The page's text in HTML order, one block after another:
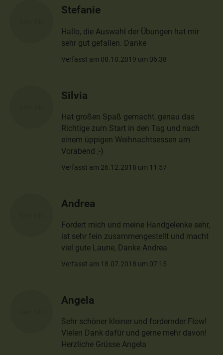
Stefanie
Hallo, die Auswahl der Übungen hat mir
sehr gut gefallen. Danke
Verfasst am 08.10.2019 um 06:38
Silvia
Hat großen Spaß gemacht, genau das
Richtige zum Start in den Tag und nach
einem üppigen Weihnachtsessen am
Vorabend ;-)
Verfasst am 26.12.2018 um 11:57
Andrea
Fordert mich und meine Handgelenke sehr,
ist sehr fein zusammengestellt und macht
viel gute Laune, Danke Andrea
Verfasst am 18.07.2018 um 07:15
Angela
Sehr schöner kleiner und fordernder Flow!
Vielen Dank dafür und gerne mehr davon!
Herzliche Grüsse Angela